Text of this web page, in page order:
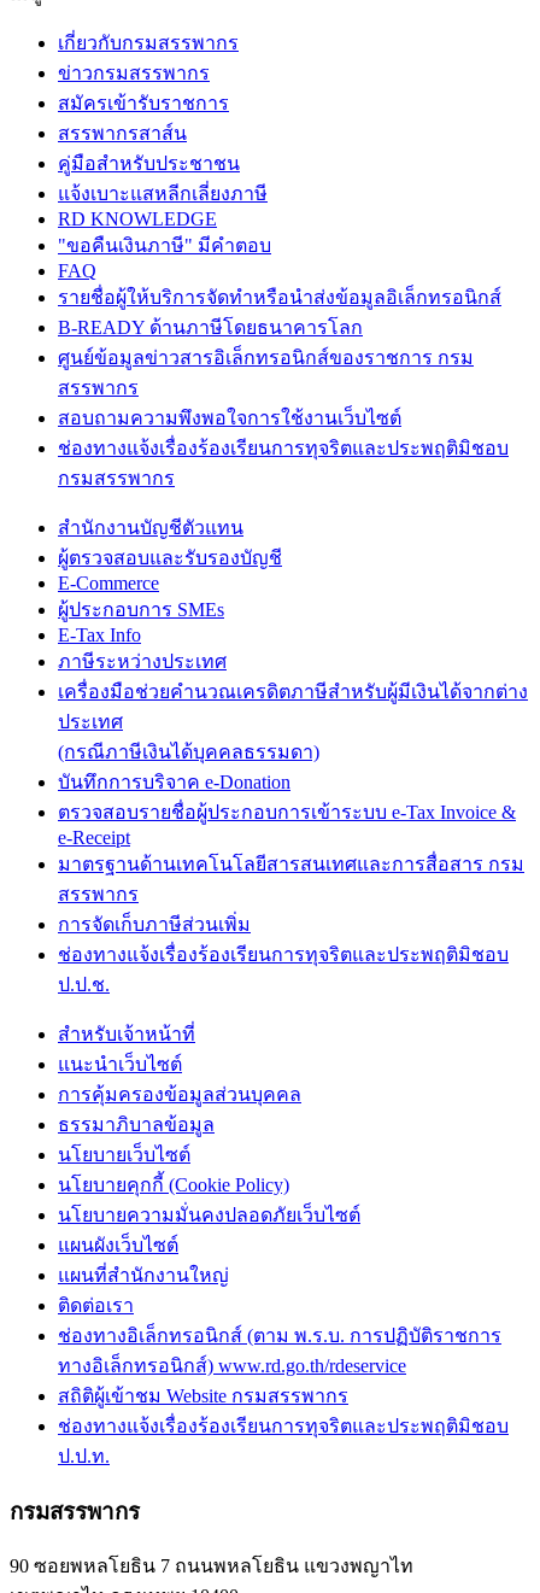
เกี่ยวกับกรมสรรพากร
ข่าวกรมสรรพากร
สมัครเข้ารับราชการ
สรรพากรสาส์น
คู่มือสำหรับประชาชน
แจ้งเบาะแสหลีกเลี่ยงภาษี
RD KNOWLEDGE
"ขอคืนเงินภาษี" มีคำตอบ
FAQ
รายชื่อผู้ให้บริการจัดทำหรือนำส่งข้อมูลอิเล็กทรอนิกส์
B-READY ด้านภาษีโดยธนาคารโลก
ศูนย์ข้อมูลข่าวสารอิเล็กทรอนิกส์ของราชการ กรม
สรรพากร
สอบถามความพึงพอใจการใช้งานเว็บไซต์
ช่องทางแจ้งเรื่องร้องเรียนการทุจริตและประพฤติมิชอบ
กรมสรรพากร
สำนักงานบัญชีตัวแทน
ผู้ตรวจสอบและรับรองบัญชี
E-Commerce
ผู้ประกอบการ SMEs
E-Tax Info
ภาษีระหว่างประเทศ
เครื่องมือช่วยคำนวณเครดิตภาษีสำหรับผู้มีเงินได้จากต่าง
ประเทศ
(กรณีภาษีเงินได้บุคคลธรรมดา)
บันทึกการบริจาค e-Donation
ตรวจสอบรายชื่อผู้ประกอบการเข้าระบบ e-Tax Invoice &
e-Receipt
มาตรฐานด้านเทคโนโลยีสารสนเทศและการสื่อสาร กรม
สรรพากร
การจัดเก็บภาษีส่วนเพิ่ม
ช่องทางแจ้งเรื่องร้องเรียนการทุจริตและประพฤติมิชอบ
ป.ป.ช.
สำหรับเจ้าหน้าที่
แนะนำเว็บไซต์
การคุ้มครองข้อมูลส่วนบุคคล
ธรรมาภิบาลข้อมูล
นโยบายเว็บไซต์
นโยบายคุกกี้ (Cookie Policy)
นโยบายความมั่นคงปลอดภัยเว็บไซต์
แผนผังเว็บไซต์
แผนที่สำนักงานใหญ่
ติดต่อเรา
ช่องทางอิเล็กทรอนิกส์ (ตาม พ.ร.บ. การปฏิบัติราชการ
ทางอิเล็กทรอนิกส์) www.rd.go.th/rdeservice
สถิติผู้เข้าชม Website กรมสรรพากร
ช่องทางแจ้งเรื่องร้องเรียนการทุจริตและประพฤติมิชอบ
ป.ป.ท.
กรมสรรพากร
90 ซอยพหลโยธิน 7 ถนนพหลโยธิน แขวงพญาไท